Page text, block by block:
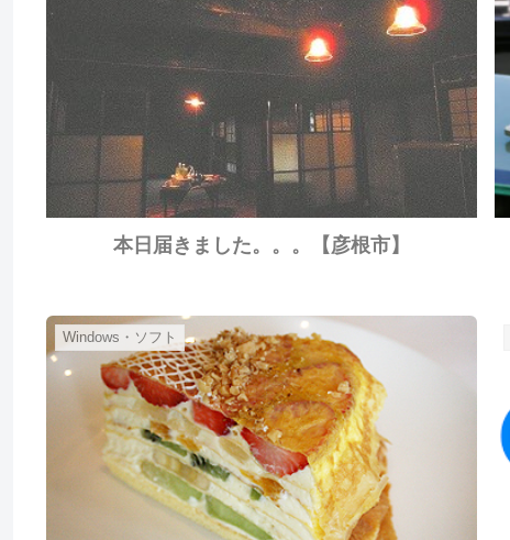
本日届きました。。。【彦根市】
Windows・ソフト